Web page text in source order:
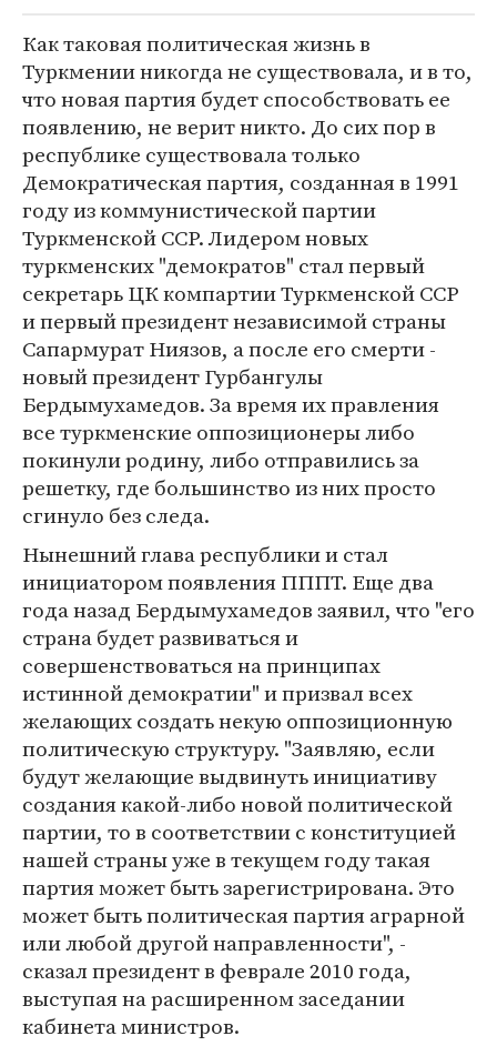
Как таковая политическая жизнь в
Туркмении никогда не существовала, и в то,
что новая партия будет способствовать ее
появлению, не верит никто. До сих пор в
республике существовала только
Демократическая партия, созданная в 1991
году из коммунистической партии
Туркменской ССР. Лидером новых
туркменских "демократов" стал первый
секретарь ЦК компартии Туркменской ССР
и первый президент независимой страны
Сапармурат Ниязов, а после его смерти -
новый президент Гурбангулы
Бердымухамедов. За время их правления
все туркменские оппозиционеры либо
покинули родину, либо отправились за
решетку, где большинство из них просто
сгинуло без следа.
Нынешний глава республики и стал
инициатором появления ПППТ. Еще два
года назад Бердымухамедов заявил, что "его
страна будет развиваться и
совершенствоваться на принципах
истинной демократии" и призвал всех
желающих создать некую оппозиционную
политическую структуру. "Заявляю, если
будут желающие выдвинуть инициативу
создания какой-либо новой политической
партии, то в соответствии с конституцией
нашей страны уже в текущем году такая
партия может быть зарегистрирована. Это
может быть политическая партия аграрной
или любой другой направленности", -
сказал президент в феврале 2010 года,
выступая на расширенном заседании
кабинета министров.